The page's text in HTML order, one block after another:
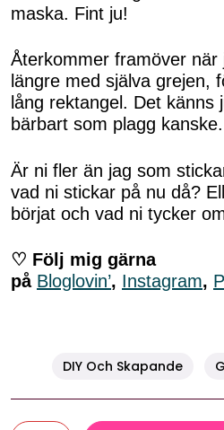
maska. Fint ju!
Återkommer framöver när
längre med själva grejen,
lång rektangel. Det känns
bärbart som plagg
Är ni fler än jag som
vad ni stickar på nu då?
börjat och vad ni tycker
♡ Följ mig gärna
på Bloglovin’, Instagram,
DIY Och Skapande